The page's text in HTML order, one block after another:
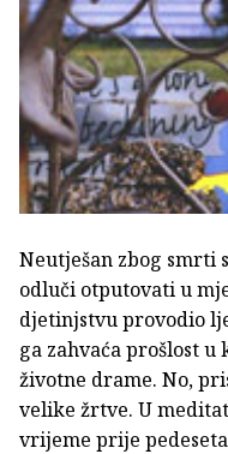
Neutješan zbog smrti
odluči otputovati u
djetinjstvu provodio
ga zahvaća prošlost
životne drame. No,
velike žrtve. U
vrijeme prije